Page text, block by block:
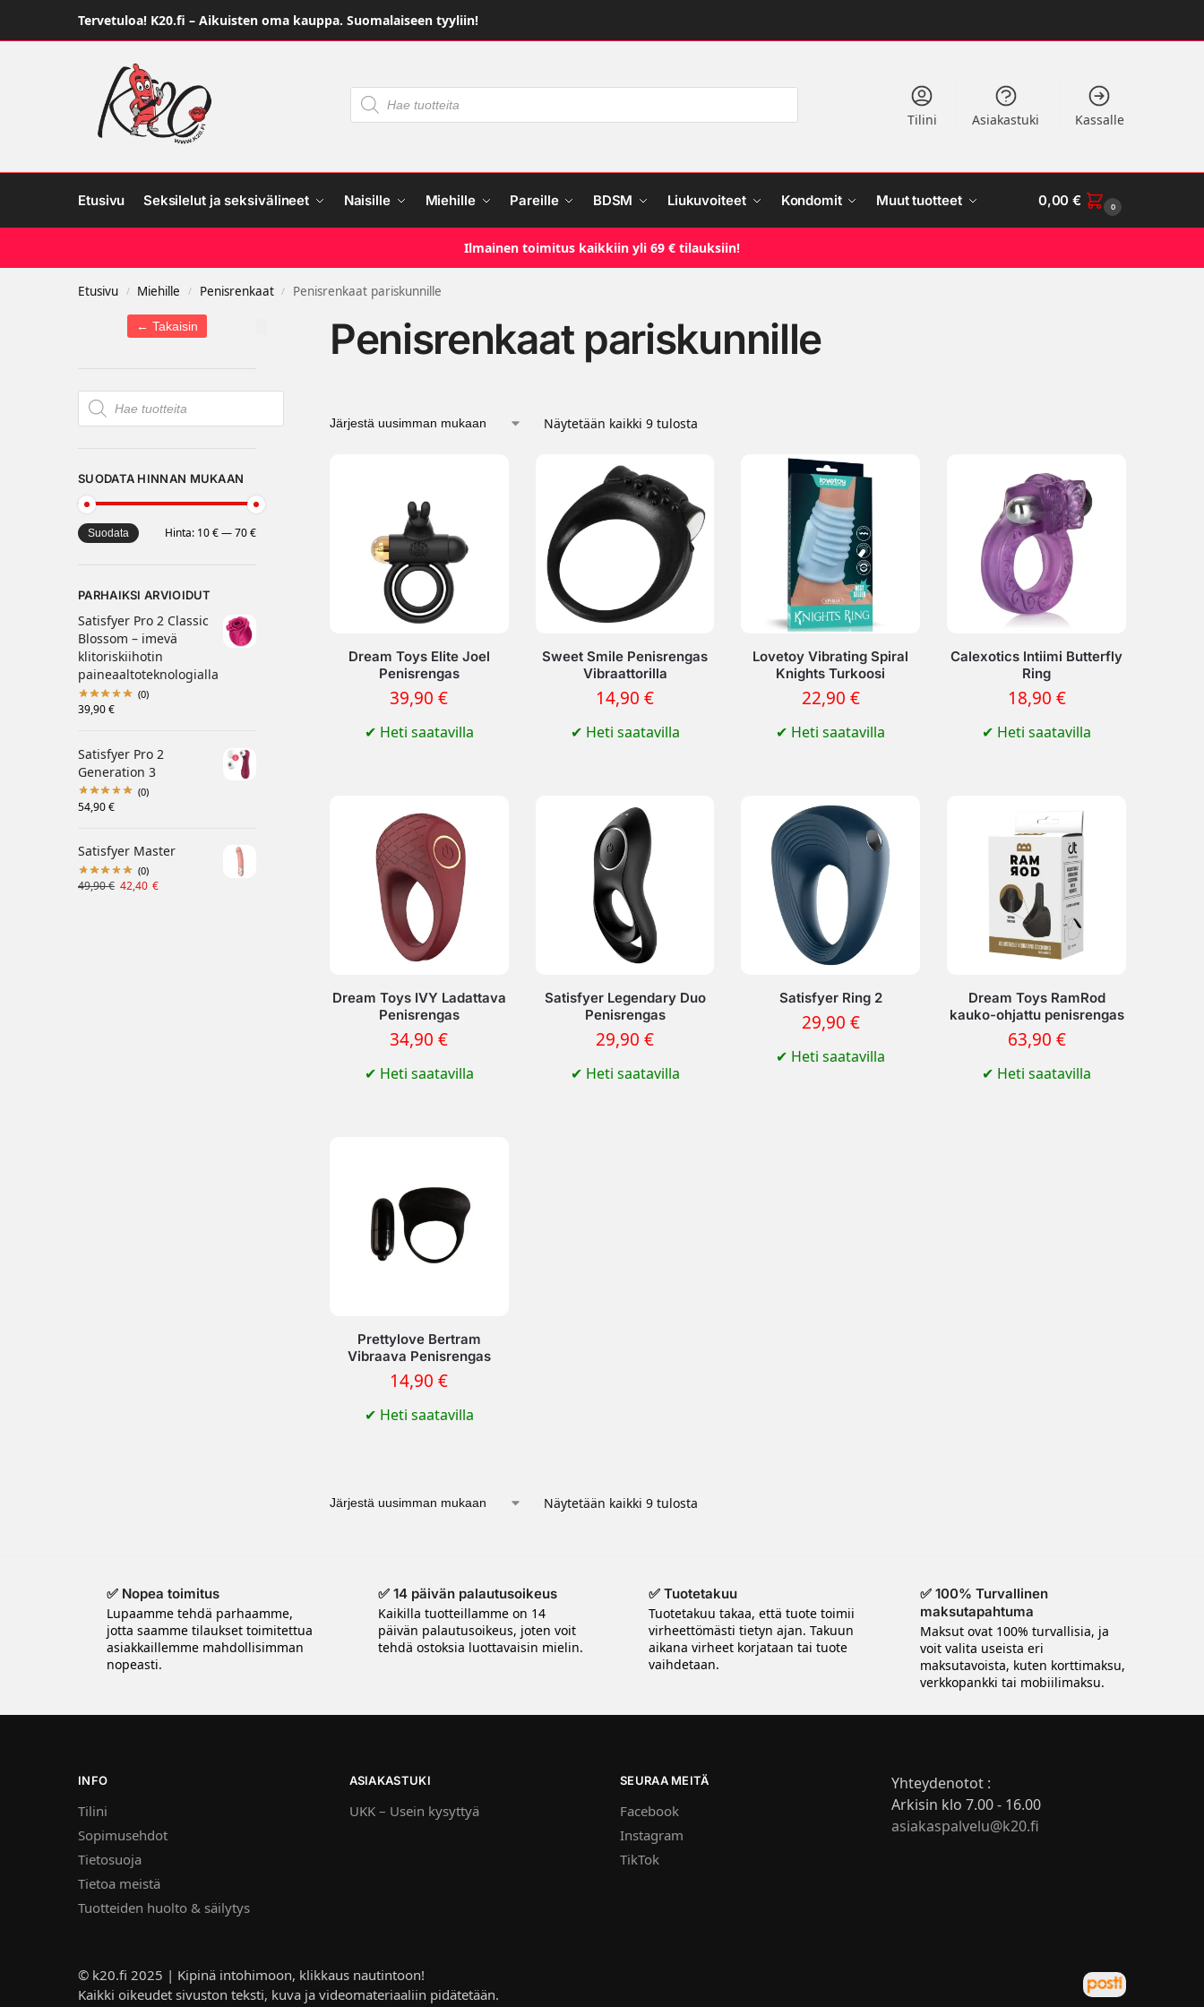
Tervetuloa! K20.fi – Aikuisten oma kauppa. Suomalaiseen tyyliin!
Tilini Asiakastuki Kassalle
Etusivu Seksilelut ja seksivälineet Naisille Miehille Pareille BDSM Liukuvoiteet Kondomit Muut tuotteet 0,00€ 0
Ilmainen toimitus kaikkiin yli 69 € tilauksiin!
Etusivu / Miehille / Penisrenkaat / Penisrenkaat pariskunnille
Penisrenkaat pariskunnille
Näytetään kaikki 9 tulosta
Dream Toys Elite Joel
Penisrengas
39,90€
✔ Heti saatavilla
Sweet Smile Penisrengas
Vibraattorilla
14,90 €
✔ Heti saatavilla
Lovetoy Vibrating Spiral
Knights Turkoosi
22,90 €
✔ Heti saatavilla
Calexotics Intiimi Butterfly
Ring
18,90 €
✔ Heti saatavilla
Dream Toys IVY Ladattava
Penisrengas
34,90€
✔ Heti saatavilla
Satisfyer Legendary Duo
Penisrengas
29,90 €
✔ Heti saatavilla
Satisfyer Ring 2
29,90 €
✔ Heti saatavilla
Dream Toys RamRod
kauko-ohjattu penisrengas
63,90 €
✔ Heti saatavilla
Prettylove Bertram
Vibraava Penisrengas
14,90€
✔ Heti saatavilla
Näytetään kaikki 9 tulosta
← Takaisin
SUODATA HINNAN MUKAAN
Suodata Hinta: 10 €—70 €
PARHAIKSI ARVIOIDUT
Satisfyer Pro 2 Classic
Blossom – imevä
klitoriskiihotin
paineaaltoteknologialla
(0)
39,90€
Satisfyer Pro 2
Generation 3
(0)
54,90€
Satisfyer Master
(0)
49,90€ 42,40 €
✅ Nopea toimitus
Lupaamme tehdä parhaamme,
jotta saamme tilaukset toimitettua
asiakkaillemme mahdollisimman
nopeasti.
✅ 14 päivän palautusoikeus
Kaikilla tuotteillamme on 14
päivän palautusoikeus, joten voit
tehdä ostoksia luottavaisin mielin.
✅ Tuotetakuu
Tuotetakuu takaa, että tuote toimii
virheettömästi tietyn ajan. Takuun
aikana virheet korjataan tai tuote
vaihdetaan.
✅ 100% Turvallinen
maksutapahtuma
Maksut ovat 100% turvallisia, ja
voit valita useista eri
maksutavoista, kuten korttimaksu,
verkkopankki tai mobiilimaksu.
INFO
Tilini
Sopimusehdot
Tietosuoja
Tietoa meistä
Tuotteiden huolto & säilytys
ASIAKASTUKI
UKK – Usein kysyttyä
SEURAA MEITÄ
Facebook
Instagram
TikTok
Yhteydenotot :
Arkisin klo 7.00 - 16.00
asiakaspalvelu@k20.fi
© k20.fi 2025 | Kipinä intohimoon, klikkaus nautintoon!
Kaikki oikeudet sivuston teksti, kuva ja videomateriaaliin pidätetään.